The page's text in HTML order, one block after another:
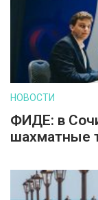
НОВОСТИ
ФИДЕ: в
шахматные